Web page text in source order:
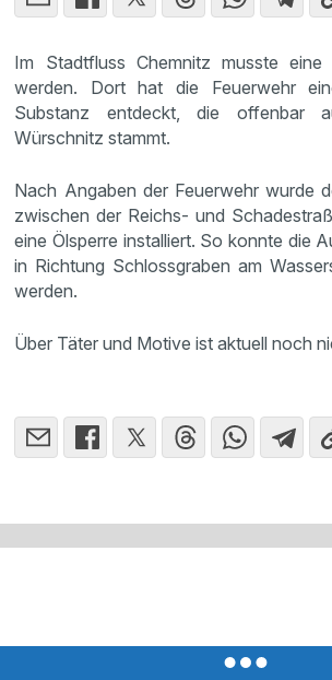
Im Stadtfluss Chemnitz musste eine
werden. Dort hat die Feuerwehr
Substanz entdeckt, die offenbar
Würschnitz stammt.
Nach Angaben der Feuerwehr wurde
zwischen der Reichs- und
eine Ölsperre installiert. So konnte die
in Richtung Schlossgraben am
werden.
Über Täter und Motive ist aktuell noch